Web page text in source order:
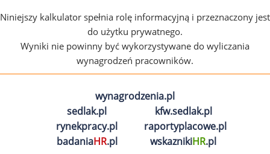
Niniejszy kalkulator spełnia rolę informacyjną i przeznaczony jest
do użytku prywatnego.
Wyniki nie powinny być wykorzystywane do wyliczania
wynagrodzeń pracowników.
wynagrodzenia.pl
sedlak.pl
kfw.sedlak.pl
rynekpracy.pl
raportyplacowe.pl
badaniaHR.pl wskaznikiHR.pl